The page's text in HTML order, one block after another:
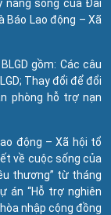
năng sống của Đài
Báo Lao động – Xã
gồm: Các câu
Thay đổi để đổi
phòng hỗ trợ nạn
động – Xã hội tổ
về cuộc sống của
thương” từ tháng
án “Hỗ trợ nghiên
nhập cộng đồng